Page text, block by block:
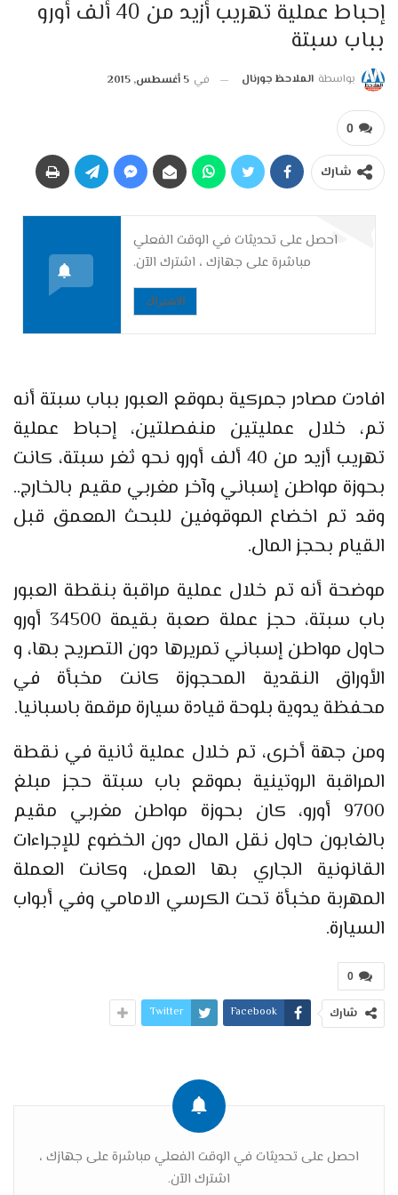
إحباط عملية تهريب أزيد من 40 ألف أورو
بباب سبتة
بواسطة الملاحظ جورنال في 5 أغسطس, 2015
0
شارك
احصل على تحديثات في الوقت الفعلي
مباشرة على جهازك ، اشترك الآن.
الاشتراك
افادت مصادر جمركية بموقع العبور بباب سبتة أنه
تم، خلال عمليتين منفصلتين، إحباط عملية
تهريب أزيد من 40 ألف أورو نحو ثغر سبتة، كانت
بحوزة مواطن إسباني وآخر مغربي مقيم بالخارج..
وقد تم اخضاع الموقوفين للبحث المعمق قبل
القيام بحجز المال.
موضحة أنه تم خلال عملية مراقبة بنقطة العبور
باب سبتة، حجز عملة صعبة بقيمة 34500 أورو
حاول مواطن إسباني تمريرها دون التصريح بها، و
الأوراق النقدية المحجوزة كانت مخبأة في
محفظة يدوية بلوحة قيادة سيارة مرقمة باسبانيا.
ومن جهة أخرى، تم خلال عملية ثانية في نقطة
المراقبة الروتينية بموقع باب سبتة حجز مبلغ
9700 أورو، كان بحوزة مواطن مغربي مقيم
بالغابون حاول نقل المال دون الخضوع للإجراءات
القانونية الجاري بها العمل، وكانت العملة
المهربة مخبأة تحت الكرسي الامامي وفي أبواب
السيارة.
0
شارك Facebook
Twitter
احصل على تحديثات في الوقت الفعلي مباشرة على جهازك ،
اشترك الآن.